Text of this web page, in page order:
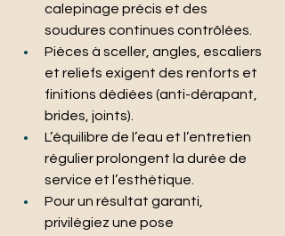
calepinage précis et des
soudures continues contrôlées.
Pièces à sceller, angles, escaliers
et reliefs exigent des renforts et
finitions dédiées (anti-dérapant,
brides, joints).
L’équilibre de l’eau et l’entretien
régulier prolongent la durée de
service et l’esthétique.
Pour un résultat garanti,
privilégiez une pose